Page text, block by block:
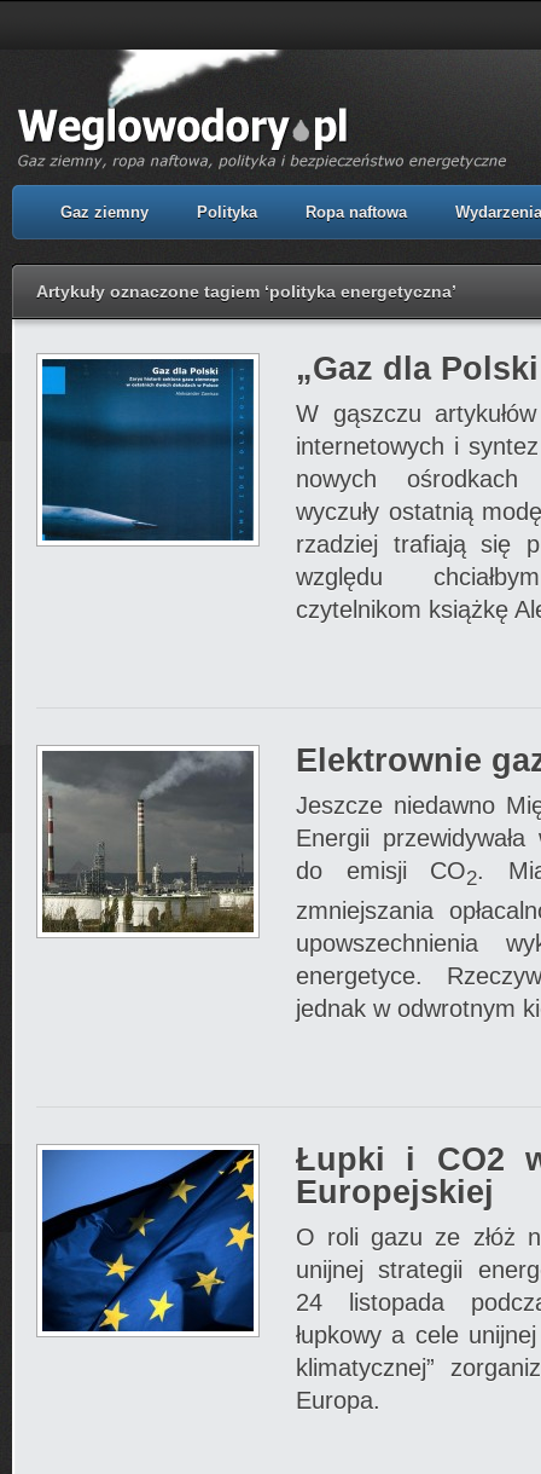
Gaz ziemny Polityka Ropa naftowa Wydarzenia
Artykuły oznaczone tagiem ‘polityka energetyczna’
„Gaz dla
W gąszczu
internetowych i
nowych ośrodkach
wyczuły ostatnią
rzadziej trafiają się
względu
czytelnikom książkę
Elektrownie
Jeszcze niedawno
Energii
do emisji CO2.
zmniejszania
upowszechnienia
energetyce.
jednak w odwrotnym
Łupki i CO2
Europejskiej
O roli gazu ze złóż
unijnej strategii
24 listopada
łupkowy a cele
klimatycznej”
Europa.